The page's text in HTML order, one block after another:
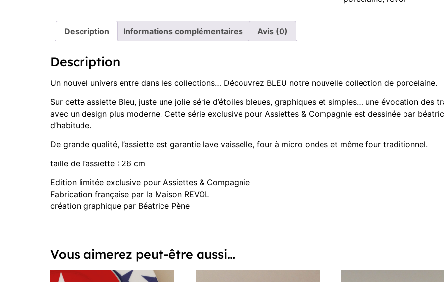
Description Informations complémentaires Avis (0)
Description
Un nouvel univers entre dans les collections… Découvrez BLEU notre nouvelle collection de porcelaine.
Sur cette assiette Bleu, juste une jolie série d’étoiles bleues, graphiques et simples… une évocation des
avec un design plus moderne. Cette série exclusive pour Assiettes & Compagnie est dessinée par
d’habitude.
De grande qualité, l’assiette est garantie lave vaisselle, four à micro ondes et même four traditionnel.
taille de l’assiette : 26 cm
Edition limitée exclusive pour Assiettes & Compagnie
Fabrication française par la Maison REVOL
création graphique par Béatrice Pène
Vous aimerez peut-être aussi…